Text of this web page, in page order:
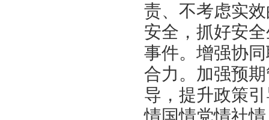
责、不考虑实
安全，抓好安
事件。增强协
合力。加强预
导，提升政策
情国情党情社